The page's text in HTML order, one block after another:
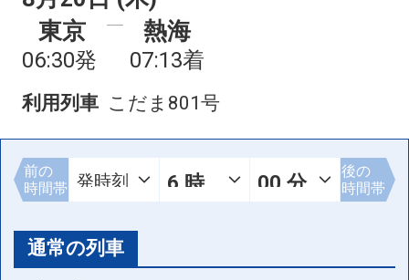
東京
06:30発
熱海
07:13着
利用列車 こだま801号
前の
時間帯
後の
時間帯
通常の列車